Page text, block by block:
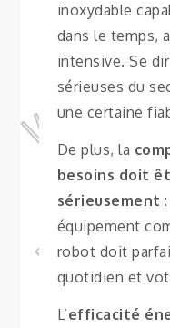
inoxydable
dans le temps,
intensive. Se
sérieuses du
une certaine
De plus, la
besoins doit
sérieusement
équipement
robot doit
quotidien et
L’efficacité